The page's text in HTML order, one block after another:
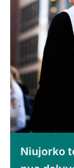
Niujorko